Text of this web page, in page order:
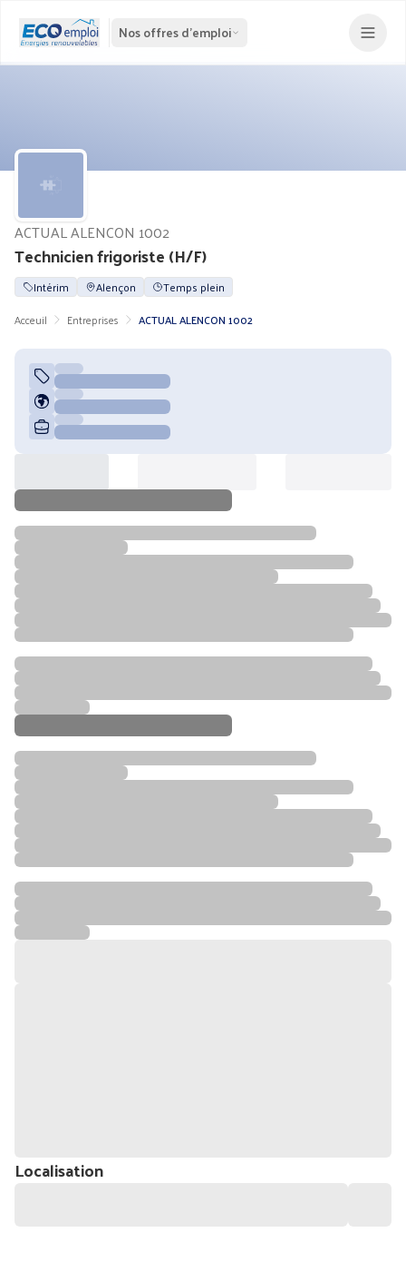
Nos offres d'emploi
Technicien frigoriste (H/F)
ACTUAL ALENCON 1002
Intérim Alençon
Temps plein
Acceuil
Entreprises ACTUAL ALENCON 1002
Localisation